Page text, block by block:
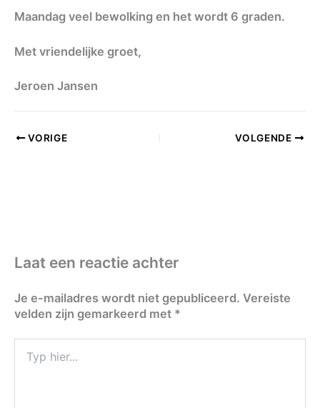
Maandag veel bewolking en het wordt 6 graden.
Met vriendelijke groet,
Jeroen Jansen
VORIGE VOLGENDE
Laat een reactie achter
Je e-mailadres wordt niet gepubliceerd. Vereiste
velden zijn gemarkeerd met *
hier...